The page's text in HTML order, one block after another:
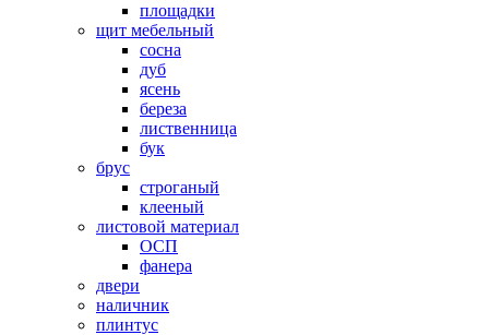
площадки
щит мебельный
сосна
дуб
ясень
береза
лиственница
бук
брус
строганый
клееный
листовой материал
ОСП
фанера
двери
наличник
плинтус